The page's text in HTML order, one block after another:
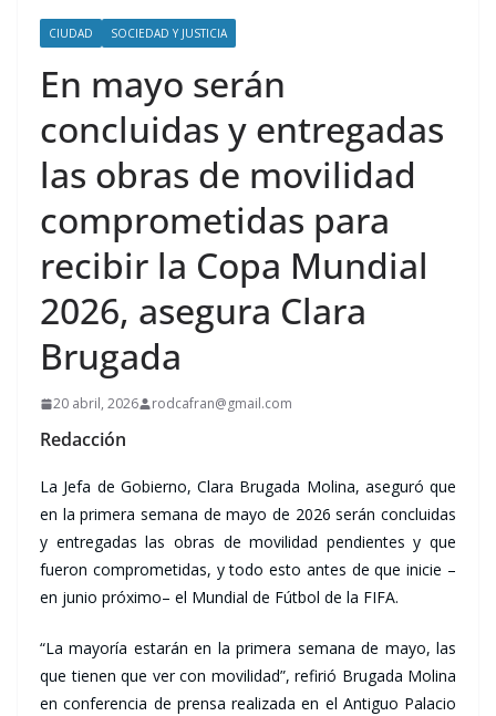
CIUDAD SOCIEDAD Y JUSTICIA
En mayo serán
concluidas y entregadas
las obras de movilidad
comprometidas para
recibir la Copa Mundial
2026, asegura Clara
Brugada
20 abril, 2026 rodcafran@gmail.com
Redacción
La Jefa de Gobierno, Clara Brugada Molina, aseguró que
en la primera semana de mayo de 2026 serán concluidas
y entregadas las obras de movilidad pendientes y que
fueron comprometidas, y todo esto antes de que inicie –
en junio próximo– el Mundial de Fútbol de la FIFA.
“La mayoría estarán en la primera semana de mayo, las
que tienen que ver con movilidad”, refirió Brugada Molina
en conferencia de prensa realizada en el Antiguo Palacio